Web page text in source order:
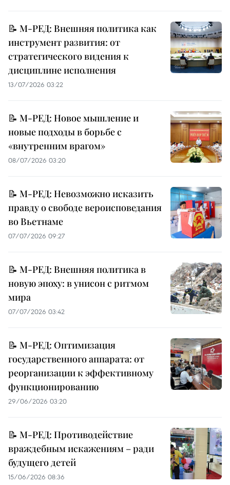
📝 М-РЕД: Внешняя политика как
инструмент развития: от
стратегического видения к
дисциплине исполнения
13/07/2026 03:22
📝 М-РЕД: Новое мышление и
новые подходы в борьбе с
«внутренним врагом»
08/07/2026 03:20
📝 М-РЕД: Невозможно исказить
правду о свободе вероисповедания
во Вьетнаме
07/07/2026 09:27
📝 М-РЕД: Внешняя политика в
новую эпоху: в унисон с ритмом
мира
07/07/2026 03:42
📝 М-РЕД: Оптимизация
государственного аппарата: от
реорганизации к эффективному
функционированию
29/06/2026 03:20
📝 М-РЕД: Противодействие
враждебным искажениям – ради
будущего детей
15/06/2026 08:36